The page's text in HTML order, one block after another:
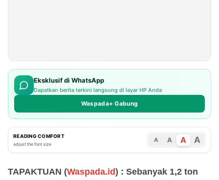
Eksklusif di WhatsApp
Dapatkan berita terkini langsung di layar HP Anda
Waspada+ Gabung
READING COMFORT
adjust the font size
A A A A
TAPAKTUAN (Waspada.id) : Sebanyak 1,2 ton